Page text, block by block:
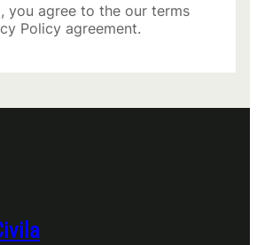
you agree to the our terms
Policy agreement.